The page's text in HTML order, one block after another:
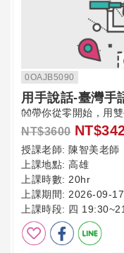
0OAJB5090
用手說話-臺灣手
👐帶你從零開始，用
NT$3600
授課老師: 陳智美老師
上課地點: 高雄
上課時數: 20hr
上課期間: 2026-09-
上課時段: 四